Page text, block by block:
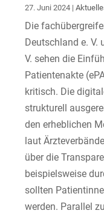
27. Juni 2024 |
Die
Deutschland e. V.
V. sehen die
Patientenakte
kritisch. Die
strukturell
den erheblichen
laut
über die
beispielsweise
sollten
werden. Parallel